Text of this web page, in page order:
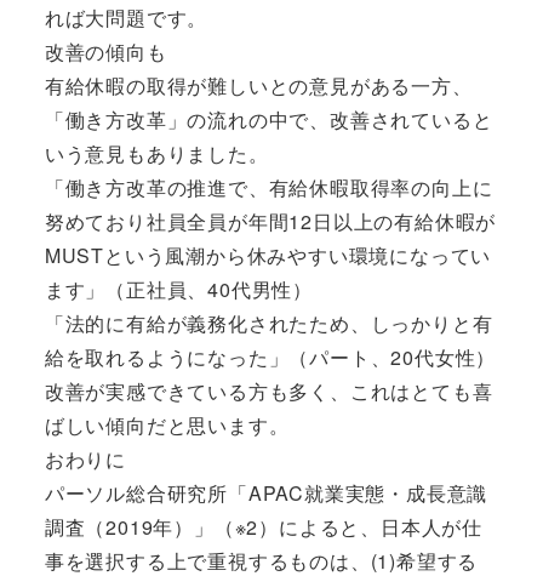
れば大問題です。
改善の傾向も
有給休暇の取得が難しいとの意見がある一方、
「働き方改革」の流れの中で、改善されていると
いう意見もありました。
「働き方改革の推進で、有給休暇取得率の向上に
努めており社員全員が年間12日以上の有給休暇が
MUSTという風潮から休みやすい環境になってい
ます」（正社員、40代男性）
「法的に有給が義務化されたため、しっかりと有
給を取れるようになった」（パート、20代女性）
改善が実感できている方も多く、これはとても喜
ばしい傾向だと思います。
おわりに
パーソル総合研究所「APAC就業実態・成長意識
調査（2019年）」（※2）によると、日本人が仕
事を選択する上で重視するものは、(1)希望する